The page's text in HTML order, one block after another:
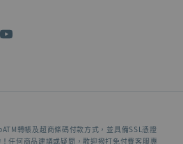
轉帳及超商條碼付款方式，並具備SSL憑證
任何商品建議或疑問，歡迎撥打免付費客服專